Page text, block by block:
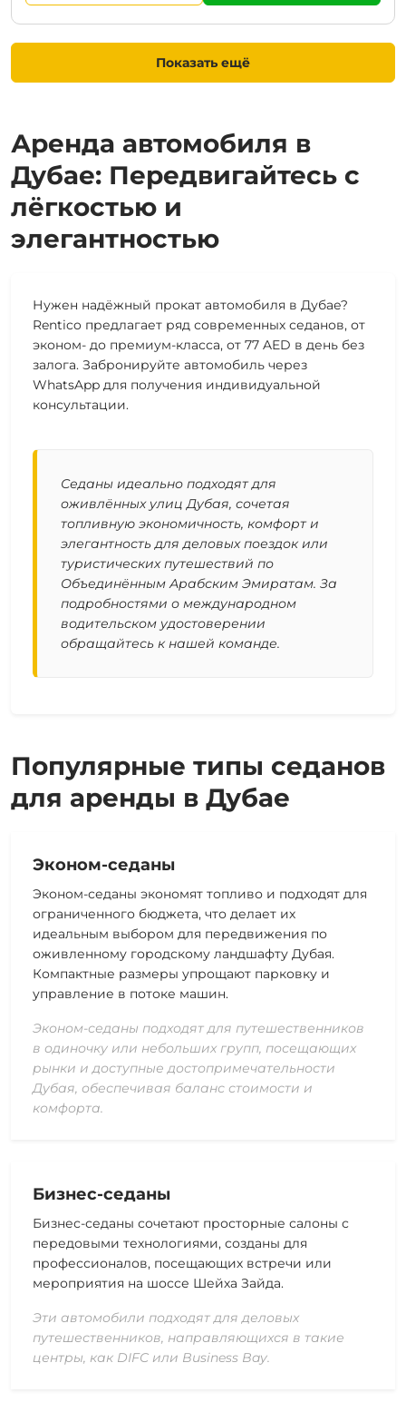
Показать ещё
Аренда автомобиля в
Дубае: Передвигайтесь с
лёгкостью и
элегантностью
Нужен надёжный прокат автомобиля в Дубае?
Rentico предлагает ряд современных седанов, от
эконом- до премиум-класса, от 77 AED в день без
залога. Забронируйте автомобиль через
WhatsApp для получения индивидуальной
консультации.
Седаны идеально подходят для
оживлённых улиц Дубая, сочетая
топливную экономичность, комфорт и
элегантность для деловых поездок или
туристических путешествий по
Объединённым Арабским Эмиратам. За
подробностями о международном
водительском удостоверении
обращайтесь к нашей команде.
Популярные типы седанов
для аренды в Дубае
Эконом-седаны
Эконом-седаны экономят топливо и подходят для
ограниченного бюджета, что делает их
идеальным выбором для передвижения по
оживленному городскому ландшафту Дубая.
Компактные размеры упрощают парковку и
управление в потоке машин.
Эконом-седаны подходят для путешественников
в одиночку или небольших групп, посещающих
рынки и доступные достопримечательности
Дубая, обеспечивая баланс стоимости и
комфорта.
Бизнес-седаны
Бизнес-седаны сочетают просторные салоны с
передовыми технологиями, созданы для
профессионалов, посещающих встречи или
мероприятия на шоссе Шейха Зайда.
Эти автомобили подходят для деловых
путешественников, направляющихся в такие
центры, как DIFC или Business Bay.